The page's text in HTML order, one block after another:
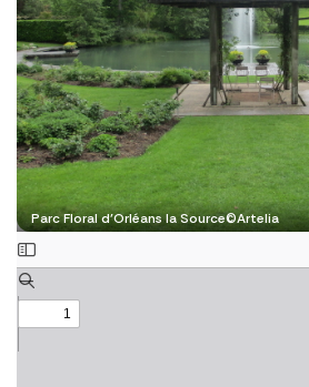
Parc Floral d’Orléans la Source©Artelia